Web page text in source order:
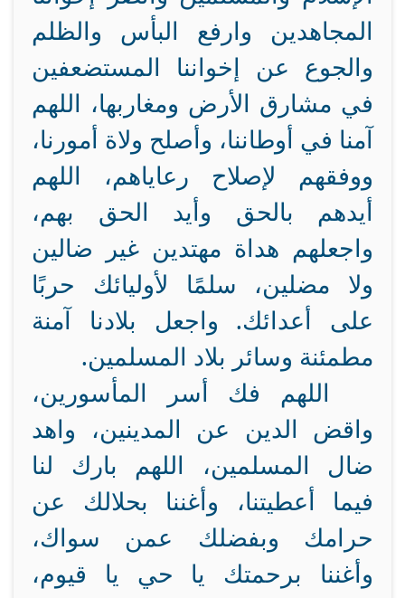
المجاهدين وارفع البأس والظلم
والجوع عن إخواننا المستضعفين
في مشارق الأرض ومغاربها، اللهم
آمنا في أوطاننا، وأصلح ولاة أمورنا،
ووفقهم لإصلاح رعاياهم، اللهم
أيدهم بالحق وأيد الحق بهم،
واجعلهم هداة مهتدين غير ضالين
ولا مضلين، سلمًا لأوليائك حربًا
على أعدائك. واجعل بلادنا آمنة
مطمئنة وسائر بلاد المسلمين.
اللهم فك أسر المأسورين،
واقض الدين عن المدينين، واهد
ضال المسلمين، اللهم بارك لنا
فيما أعطيتنا، وأغننا بحلالك عن
حرامك وبفضلك عمن سواك،
وأغننا برحمتك يا حي يا قيوم،